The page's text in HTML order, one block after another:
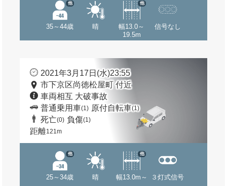
35～44歳
他
晴
幅13.0～
19.5m
他
信号なし
2021年3月17日(水)23:55
市下京区尚徳松屋町 付近
車両相互 大破事故
普通乗用車(1) 原付自転車(1)
死亡(0) 負傷(1)
距離121m
25～34歳
他
晴 幅13.0m～
他
３灯式信号